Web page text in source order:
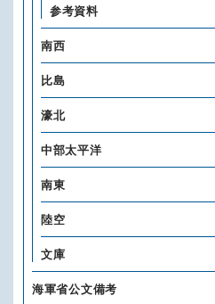
参考資料
南西
比島
濠北
中部太平洋
南東
陸空
文庫
海軍省公文備考